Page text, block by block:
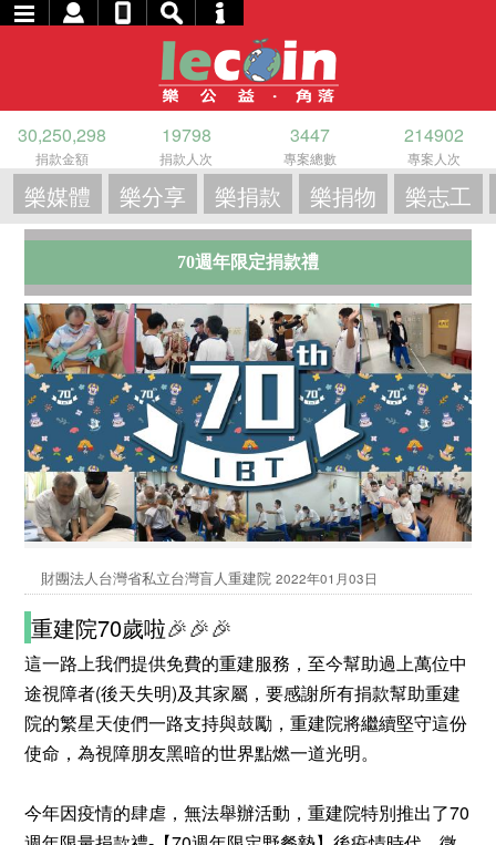
30,250,298
捐款金額
19798
捐款人次
3447
專案總數
214902
專案人次
樂媒體 樂分享 樂捐款 樂捐物 樂志工
70週年限定捐款禮
財團法人台灣省私立台灣盲人重建院2022年01月03日
重建院70歲啦🎉🎉🎉
這一路上我們提供免費的重建服務，至今幫助過上萬位中
途視障者(後天失明)及其家屬，要感謝所有捐款幫助重建
院的繁星天使們一路支持與鼓勵，重建院將繼續堅守這份
使命，為視障朋友黑暗的世界點燃一道光明。
今年因疫情的肆虐，無法舉辦活動，重建院特別推出了70